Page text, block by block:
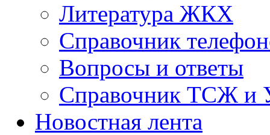
Литература ЖКХ
Справочник
Вопросы и ответы
Справочник ТСЖ и
Новостная лента